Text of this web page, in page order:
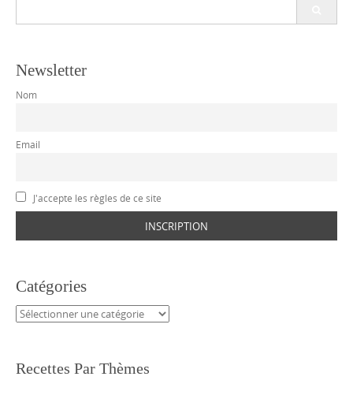
Newsletter
Nom
Email
J'accepte les règles de ce site
Catégories
Catégories
Recettes Par Thèmes